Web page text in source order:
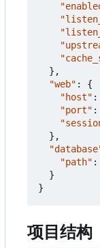
},
"web" :
{
"host" :
"port" :
},
"path" :
}
}
项目结构